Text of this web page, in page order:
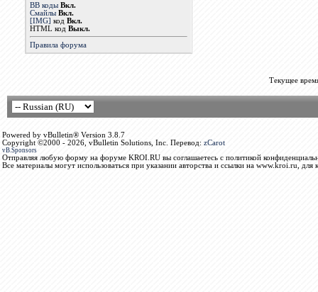
BB коды Вкл.
Смайлы Вкл.
[IMG] код Вкл.
HTML код Выкл.
Правила форума
Текущее
Powered by vBulletin® Version 3.8.7
Copyright ©2000 - 2026, vBulletin Solutions, Inc. Перевод: zCarot
vB.Sponsors
Отправляя любую форму на форуме KROI.RU вы соглашаетесь с политикой
Все материалы могут использоваться при указании авторства и ссылки на www.kroi.ru, для